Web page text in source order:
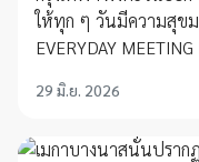
ให้ทุก ๆ วันมีความสุข
EVERYDAY MEETING
29 มิ.ย. 2026